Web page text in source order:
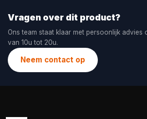
Vragen over dit product?
Ons team staat klaar met persoonlijk advies
van 10u tot 20u.
Neem contact op